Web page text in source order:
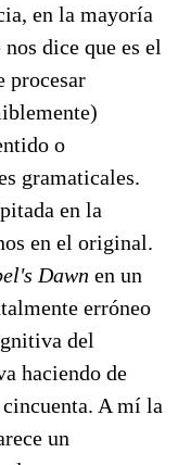
en la mayoría
dice que es el
procesar
o
gramaticales.
en la
en el original.
Dawn en un
erróneo
del
haciendo de
cincuenta. A mí la
un